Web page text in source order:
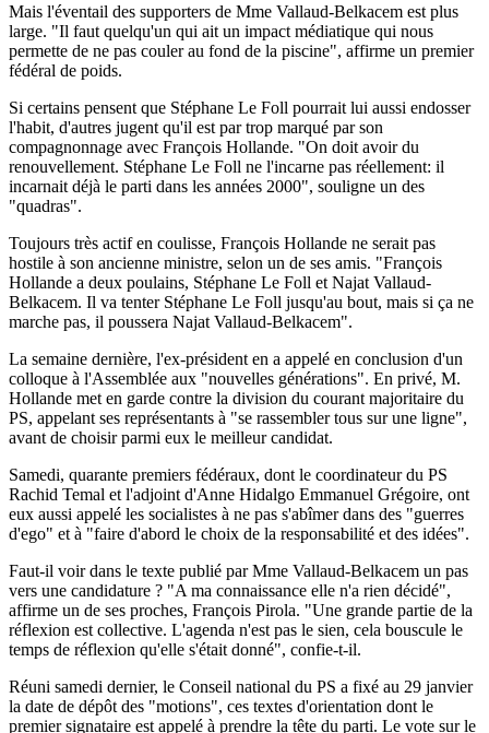
Mais l'éventail des supporters de Mme Vallaud-Belkacem est plus
large. "Il faut quelqu'un qui ait un impact médiatique qui nous
permette de ne pas couler au fond de la piscine", affirme un premier
fédéral de poids.
Si certains pensent que Stéphane Le Foll pourrait lui aussi endosser
l'habit, d'autres jugent qu'il est par trop marqué par son
compagnonnage avec François Hollande. "On doit avoir du
renouvellement. Stéphane Le Foll ne l'incarne pas réellement: il
incarnait déjà le parti dans les années 2000", souligne un des
"quadras".
Toujours très actif en coulisse, François Hollande ne serait pas
hostile à son ancienne ministre, selon un de ses amis. "François
Hollande a deux poulains, Stéphane Le Foll et Najat Vallaud-
Belkacem. Il va tenter Stéphane Le Foll jusqu'au bout, mais si ça ne
marche pas, il poussera Najat Vallaud-Belkacem".
La semaine dernière, l'ex-président en a appelé en conclusion d'un
colloque à l'Assemblée aux "nouvelles générations". En privé, M.
Hollande met en garde contre la division du courant majoritaire du
PS, appelant ses représentants à "se rassembler tous sur une ligne",
avant de choisir parmi eux le meilleur candidat.
Samedi, quarante premiers fédéraux, dont le coordinateur du PS
Rachid Temal et l'adjoint d'Anne Hidalgo Emmanuel Grégoire, ont
eux aussi appelé les socialistes à ne pas s'abîmer dans des "guerres
d'ego" et à "faire d'abord le choix de la responsabilité et des idées".
Faut-il voir dans le texte publié par Mme Vallaud-Belkacem un pas
vers une candidature ? "A ma connaissance elle n'a rien décidé",
affirme un de ses proches, François Pirola. "Une grande partie de la
réflexion est collective. L'agenda n'est pas le sien, cela bouscule le
temps de réflexion qu'elle s'était donné", confie-t-il.
Réuni samedi dernier, le Conseil national du PS a fixé au 29 janvier
la date de dépôt des "motions", ces textes d'orientation dont le
premier signataire est appelé à prendre la tête du parti. Le vote sur le